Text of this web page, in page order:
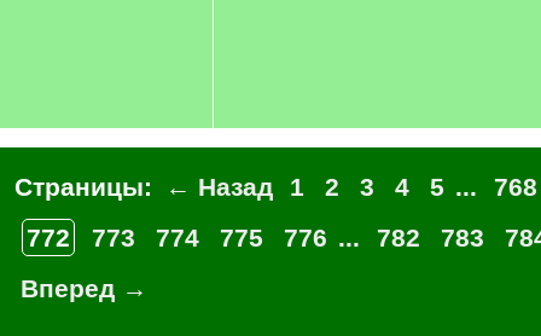
Страницы: ← Назад 1 2 3 4 5 ...
768
772
773 774 775 776 ... 782 783
Вперед →